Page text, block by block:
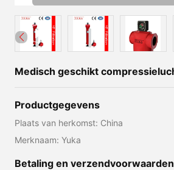
Medisch geschikt
Productgegevens
Plaats van herkomst: China
Merknaam: Yuka
Betaling en verzendvoorwaarden